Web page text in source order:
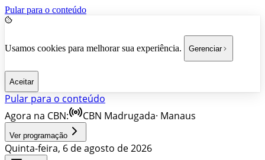
Pular para o conteúdo
Usamos cookies para melhorar sua experiência. Gerenciar
Aceitar
Pular para o conteúdo
Agora na CBN:
CBN Madrugada· Manaus
Ver programação
Quinta-feira, 6 de agosto de 2026